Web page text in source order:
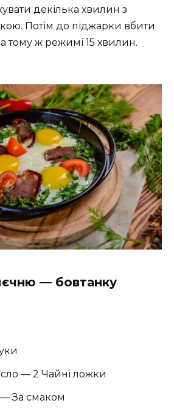
декілька хвилин з
Потім до піджарки вбити
тому ж режимі 15 хвилин.
— бовтанку
— 2 Чайні ложки
За смаком